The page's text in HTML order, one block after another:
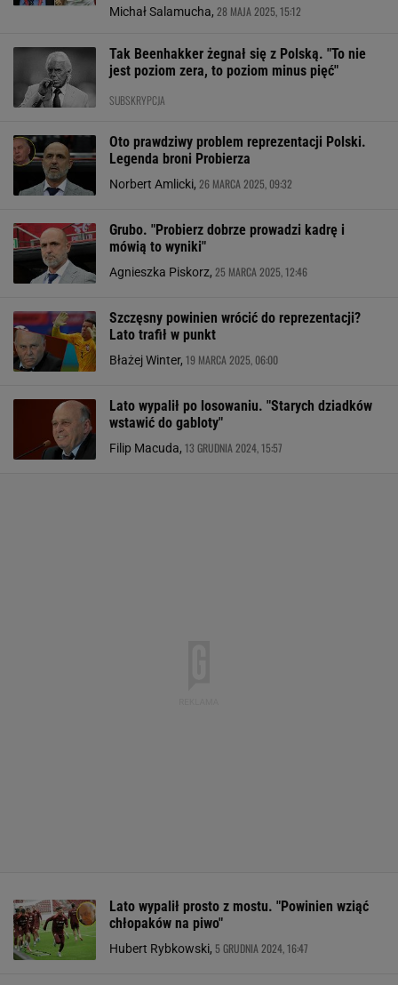
Michał Salamucha, 28 MAJA 2025, 15:12
Tak Beenhakker żegnał się z Polską. "To nie
jest poziom zera, to poziom minus pięć"
SUBSKRYPCJA
Oto prawdziwy problem reprezentacji Polski.
Legenda broni Probierza
Norbert Amlicki, 26 MARCA 2025, 09:32
Grubo. "Probierz dobrze prowadzi kadrę i
mówią to wyniki"
Agnieszka Piskorz, 25 MARCA 2025, 12:46
Szczęsny powinien wrócić do reprezentacji?
Lato trafił w punkt
Błażej Winter, 19 MARCA 2025, 06:00
Lato wypalił po losowaniu. "Starych dziadków
wstawić do gabloty"
Filip Macuda, 13 GRUDNIA 2024, 15:57
Lato wypalił prosto z mostu. "Powinien wziąć
chłopaków na piwo"
Hubert Rybkowski, 5 GRUDNIA 2024, 16:47